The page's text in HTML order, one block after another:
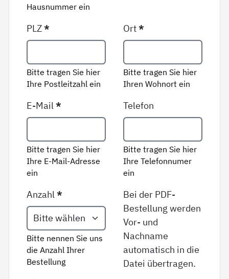
Hausnummer ein
PLZ*
Bitte tragen Sie hier
Ihre Postleitzahl ein
Ort*
Bitte tragen Sie hier
Ihren Wohnort ein
E-Mail*
Bitte tragen Sie hier
Ihre E-Mail-Adresse
ein
Telefon
Bitte tragen Sie hier
Ihre Telefonnumer
ein
Anzahl*
Bitte nennen Sie uns
die Anzahl Ihrer
Bestellung
Bei der PDF-
Bestellung werden
Vor- und
Nachname
automatisch in die
Datei übertragen.